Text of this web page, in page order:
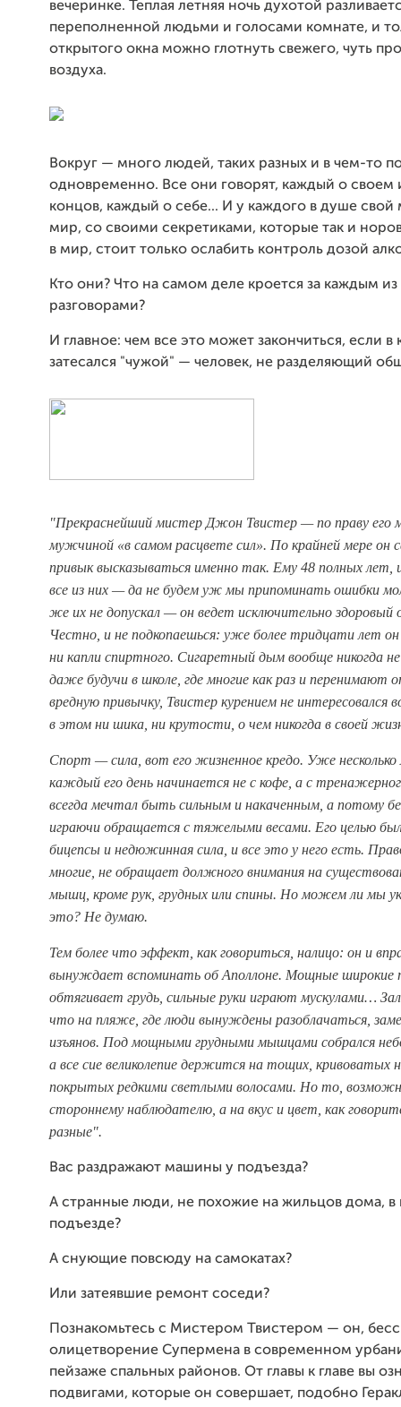
вечеринке. Теплая летняя ночь духотой
переполненной людьми и голосами комнате, и
открытого окна можно глотнуть свежего, чуть
воздуха.
Вокруг — много людей, таких разных и в чем-то
одновременно. Все они говорят, каждый о своем
концов, каждый о себе... И у каждого в душе свой
мир, со своими секретиками, которые так и
в мир, стоит только ослабить контроль дозой
Кто они? Что на самом деле кроется за каждым из
разговорами?
И главное: чем все это может закончиться, если
затесался "чужой" — человек, не разделяющий
"Прекраснейший мистер Джон Твистер — по праву его
мужчиной «в самом расцвете сил». По крайней мере он
привык высказываться именно так. Ему 48 полных лет,
все из них — да не будем уж мы припоминать ошибки
же их не допускал — он ведет исключительно здоровый
Честно, и не подкопаешься: уже более тридцати лет
ни капли спиртного. Сигаретный дым вообще никогда
даже будучи в школе, где многие как раз и перенимают
вредную привычку, Твистер курением не интересовался
в этом ни шика, ни крутости, о чем никогда в своей
Спорт — сила, вот его жизненное кредо. Уже несколько
каждый его день начинается не с кофе, а с
всегда мечтал быть сильным и накаченным, а потому
играючи обращается с тяжелыми весами. Его целью
бицепсы и недюжинная сила, и все это у него есть.
многие, не обращает должного внимания на
мышц, кроме рук, грудных или спины. Но можем ли мы
это? Не думаю.
Тем более что эффект, как говориться, налицо: он и
вынуждает вспоминать об Аполлоне. Мощные широкие
обтягивает грудь, сильные руки играют мускулами…
что на пляже, где люди вынуждены разоблачаться,
изъянов. Под мощными грудными мышцами собрался
а все сие великолепие держится на тощих, кривоватых
покрытых редкими светлыми волосами. Но то,
стороннему наблюдателю, а на вкус и цвет, как
разные".
Вас раздражают машины у подъезда?
А странные люди, не похожие на жильцов дома, в
подъезде?
А снующие повсюду на самокатах?
Или затеявшие ремонт соседи?
Познакомьтесь с Мистером Твистером — он,
олицетворение Супермена в современном
пейзаже спальных районов. От главы к главе вы
подвигами, которые он совершает, подобно